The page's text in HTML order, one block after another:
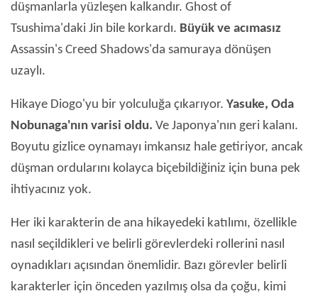
düşmanlarla yüzleşen kalkandır. Ghost of
Tsushima'daki Jin bile korkardı. Büyük ve acımasız
Assassin's Creed Shadows'da samuraya dönüşen
uzaylı.
Hikaye Diogo'yu bir yolculuğa çıkarıyor. Yasuke, Oda
Nobunaga'nın varisi oldu. Ve Japonya'nın geri kalanı.
Boyutu gizlice oynamayı imkansız hale getiriyor, ancak
düşman ordularını kolayca biçebildiğiniz için buna pek
ihtiyacınız yok.
Her iki karakterin de ana hikayedeki katılımı, özellikle
nasıl seçildikleri ve belirli görevlerdeki rollerini nasıl
oynadıkları açısından önemlidir. Bazı görevler belirli
karakterler için önceden yazılmış olsa da çoğu, kimi